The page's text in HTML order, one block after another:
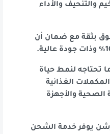
والتنحيف والأداء
100%: تسوق بثقة مع ضمان أن
تحتاجه لنمط حياة
الغذائية
الصحية والأجهزة
يوفر خدمة الشحن